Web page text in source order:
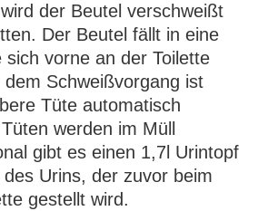
der Beutel verschweißt
Der Beutel fällt in eine
sich vorne an der Toilette
dem Schweißvorgang ist
Tüte automatisch
werden im Müll
gibt es einen 1,7l Urintopf
Urins, der zuvor beim
gestellt wird.